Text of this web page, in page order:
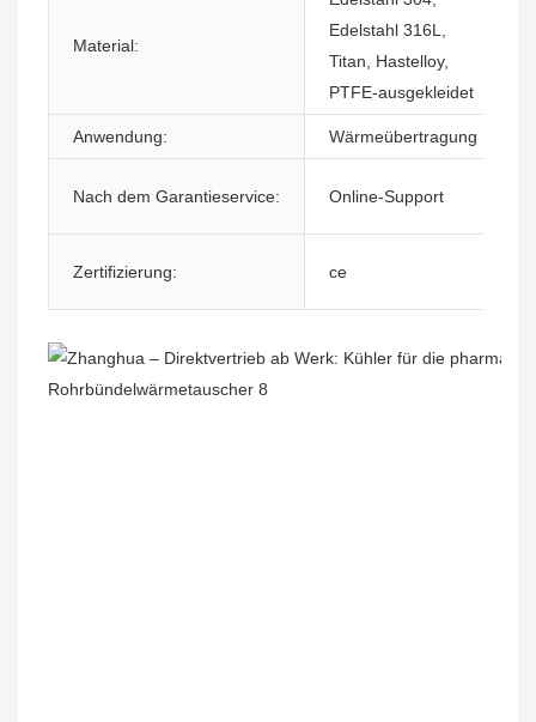
Material:
Edelstahl 316L,
Titan, Hastelloy,
PTFE-ausgekleidet
Anwendung: Wärmeübertragung
Nach dem Garantieservice: Online-Support
Zertifizierung: ce